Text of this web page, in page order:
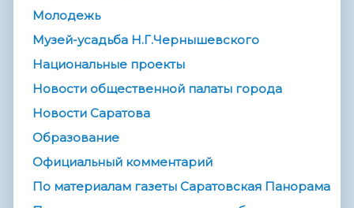
Молодежь
Музей-усадьба Н.Г.Чернышевского
Национальные проекты
Новости общественной палаты города
Новости Саратова
Образование
Официальный комментарий
По материалам газеты Саратовская Панорама